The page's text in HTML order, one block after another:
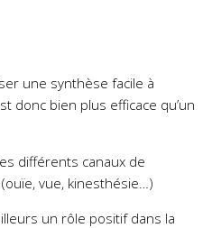
une synthèse facile à
donc bien plus efficace qu’un
différents canaux de
vue, kinesthésie…)
un rôle positif dans la